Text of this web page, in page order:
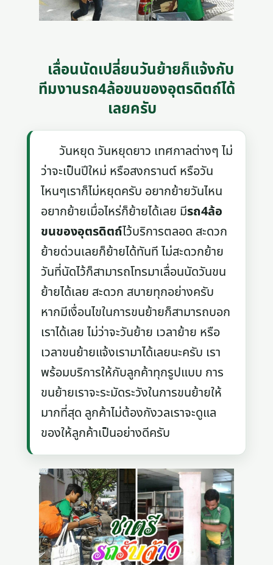
เลื่อนนัดเปลี่ยนวันย้ายก็แจ้งกับ
ทีมงานรถ4ล้อขนของอุตรดิตถ์ได้
เลยครับ
วันหยุด วันหยุดยาว เทศกาลต่างๆ ไม่
ว่าจะเป็นปีใหม่ หรือสงกรานต์ หรือวัน
ไหนๆเราก็ไม่หยุดครับ อยากย้ายวันไหน
อยากย้ายเมื่อไหร่ก็ย้ายได้เลย มีรถ4ล้อ
ขนของอุตรดิตถ์ไว้บริการตลอด สะดวก
ย้ายด่วนเลยก็ย้ายได้ทันที ไม่สะดวกย้าย
วันที่นัดไว้ก็สามารถโทรมาเลื่อนนัดวันขน
ย้ายได้เลย สะดวก สบายทุกอย่างครับ
หากมีเงื่อนไขในการขนย้ายก็สามารถบอก
เราได้เลย ไม่ว่าจะวันย้าย เวลาย้าย หรือ
เวลาขนย้ายแจ้งเรามาได้เลยนะครับ เรา
พร้อมบริการให้กับลูกค้าทุกรูปแบบ การ
ขนย้ายเราจะระมัดระวังในการขนย้ายให้
มากที่สุด ลูกค้าไม่ต้องกังวลเราจะดูแล
ของให้ลูกค้าเป็นอย่างดีครับ